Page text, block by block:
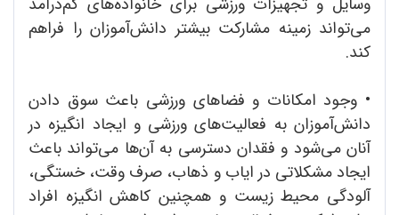
می‌تواند زمینه مشارکت بیشتر دانش‌آموزان را فراهم
کند.
• وجود امکانات و فضاهای ورزشی باعث سوق دادن
دانش‌آموزان به فعالیت‌های ورزشی و ایجاد انگیزه در
آنان می‌شود و فقدان دسترسی به آن‌ها می‌تواند باعث
ایجاد مشکلاتی در ایاب‌ و ذهاب، صرف وقت، خستگی،
آلودگی محیط زیست و همچنین کاهش انگیزه افراد